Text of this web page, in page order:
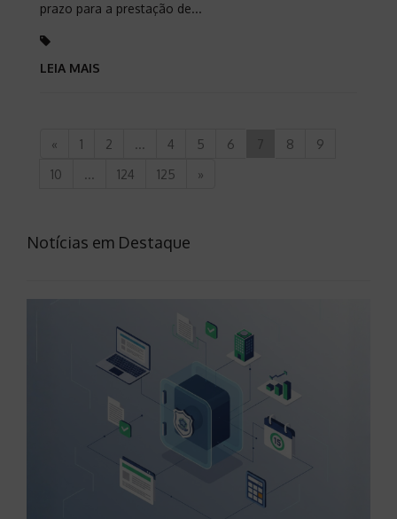
prazo para a prestação de...
LEIA MAIS
« 1 2 ... 4 5 6 8
9
10
... 124 125 »
Notícias em Destaque